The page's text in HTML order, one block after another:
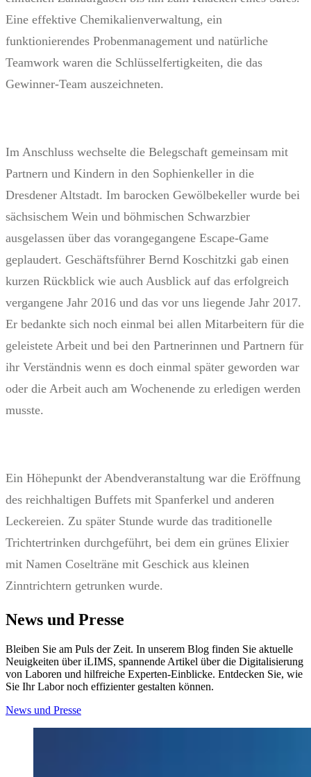
Eine effektive Chemikalienverwaltung, ein
funktionierendes Probenmanagement und natürliche
Teamwork waren die Schlüsselfertigkeiten, die das
Gewinner-Team auszeichneten.
Im Anschluss wechselte die Belegschaft gemeinsam mit
Partnern und Kindern in den Sophienkeller in die
Dresdener Altstadt. Im barocken Gewölbekeller wurde bei
sächsischem Wein und böhmischen Schwarzbier
ausgelassen über das vorangegangene Escape-Game
geplaudert. Geschäftsführer Bernd Koschitzki gab einen
kurzen Rückblick wie auch Ausblick auf das erfolgreich
vergangene Jahr 2016 und das vor uns liegende Jahr 2017.
Er bedankte sich noch einmal bei allen Mitarbeitern für die
geleistete Arbeit und bei den Partnerinnen und Partnern für
ihr Verständnis wenn es doch einmal später geworden war
oder die Arbeit auch am Wochenende zu erledigen werden
musste.
Ein Höhepunkt der Abendveranstaltung war die Eröffnung
des reichhaltigen Buffets mit Spanferkel und anderen
Leckereien. Zu später Stunde wurde das traditionelle
Trichtertrinken durchgeführt, bei dem ein grünes Elixier
mit Namen Coselträne mit Geschick aus kleinen
Zinntrichtern getrunken wurde.
News und Presse
Bleiben Sie am Puls der Zeit. In unserem Blog finden Sie aktuelle
Neuigkeiten über iLIMS, spannende Artikel über die Digitalisierung
von Laboren und hilfreiche Experten-Einblicke. Entdecken Sie, wie
Sie Ihr Labor noch effizienter gestalten können.
News und Presse